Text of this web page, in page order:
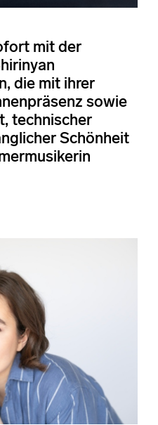
mit der
die mit ihrer
sowie
technischer
Schönheit